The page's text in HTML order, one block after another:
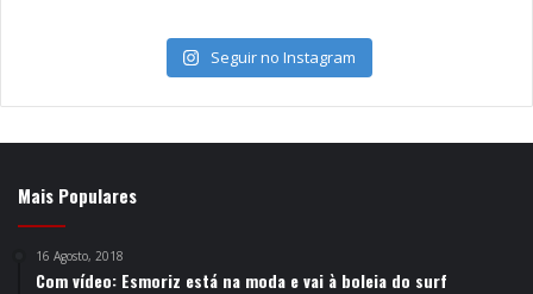
Seguir no Instagram
Mais Populares
16 Agosto, 2018
Com vídeo: Esmoriz está na moda e vai à boleia do surf